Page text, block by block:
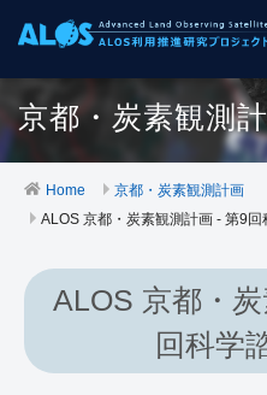
京都・炭素観測
Home
京都・炭素観測計画
ALOS 京都・炭素観測計画 - 第9回
ALOS 京都・
回科学